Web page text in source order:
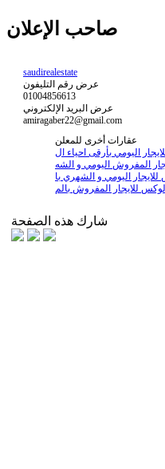
صاحب الإعلان
saudirealestate
عرض رقم التليفون
01004856613
عرض البريد الإلكتروني
amiragaber22@gmail.com
عقارات أخرى للمعلن
شارك هذه الصفحة